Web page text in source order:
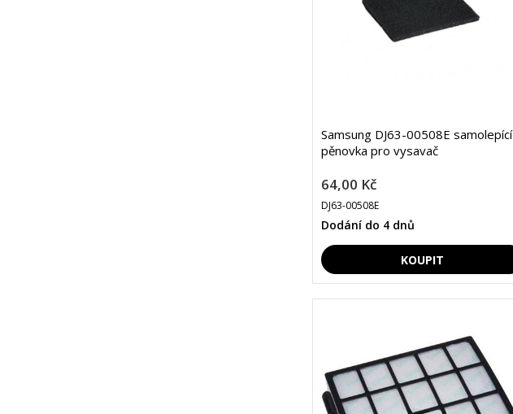
Samsung DJ63-00508E samolepící
pěnovka pro vysavač
64,00 Kč
DJ63-00508E
Dodání do 4 dnů